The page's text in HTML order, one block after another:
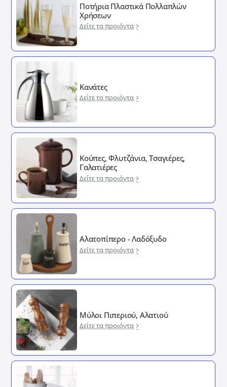
Ποτήρια Πλαστικά Πολλαπλών
Χρήσεων
Δείτε τα προιόντα
Κανάτες
Δείτε τα προιόντα
Κούπες, Φλυτζάνια, Τσαγιέρες,
Γαλατιέρες
Δείτε τα προιόντα
Αλατοπίπερο - Λαδόξυδο
Δείτε τα προιόντα
Μύλοι Πιπεριού, Αλατιού
Δείτε τα προιόντα